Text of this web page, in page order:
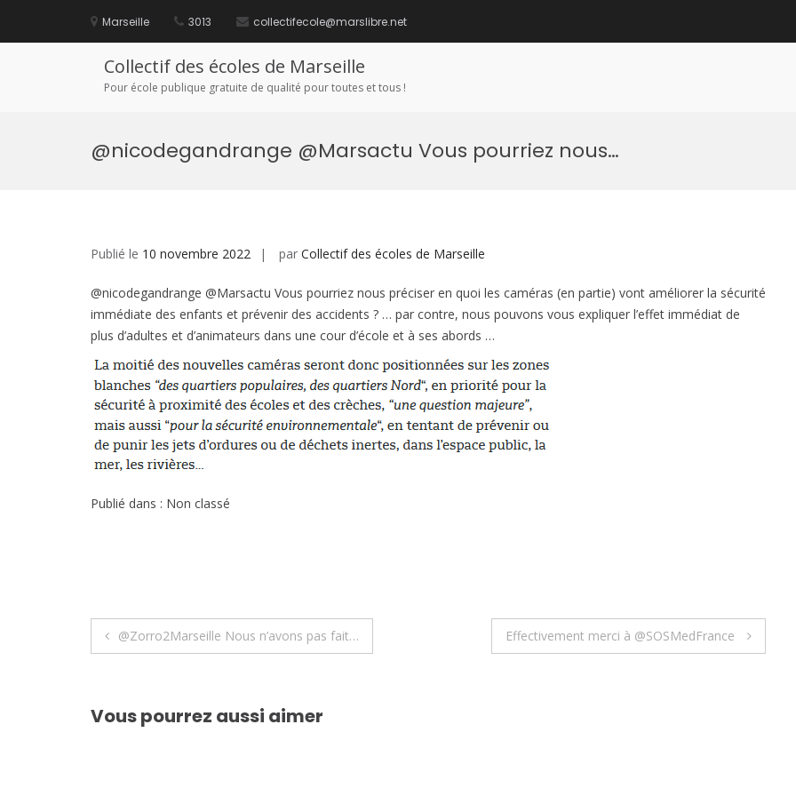
contenu
Marseille 3013 collectifecole@marslibre.net
Collectif des écoles de Marseille
Pour école publique gratuite de qualité pour toutes et tous !
@nicodegandrange @Marsactu Vous pourriez nous…
Publié le 10 novembre 2022 par Collectif des écoles de Marseille
@nicodegandrange @Marsactu Vous pourriez nous préciser en quoi les caméras (en partie) vont améliorer la sécurité
immédiate des enfants et prévenir des accidents ? … par contre, nous pouvons vous expliquer l’effet immédiat de
plus d’adultes et d’animateurs dans une cour d’école et à ses abords …
Publié dans : Non classé
Navigation
l’article
@Zorro2Marseille Nous n’avons pas fait… Effectivement merci à @SOSMedFrance
Vous pourrez aussi aimer